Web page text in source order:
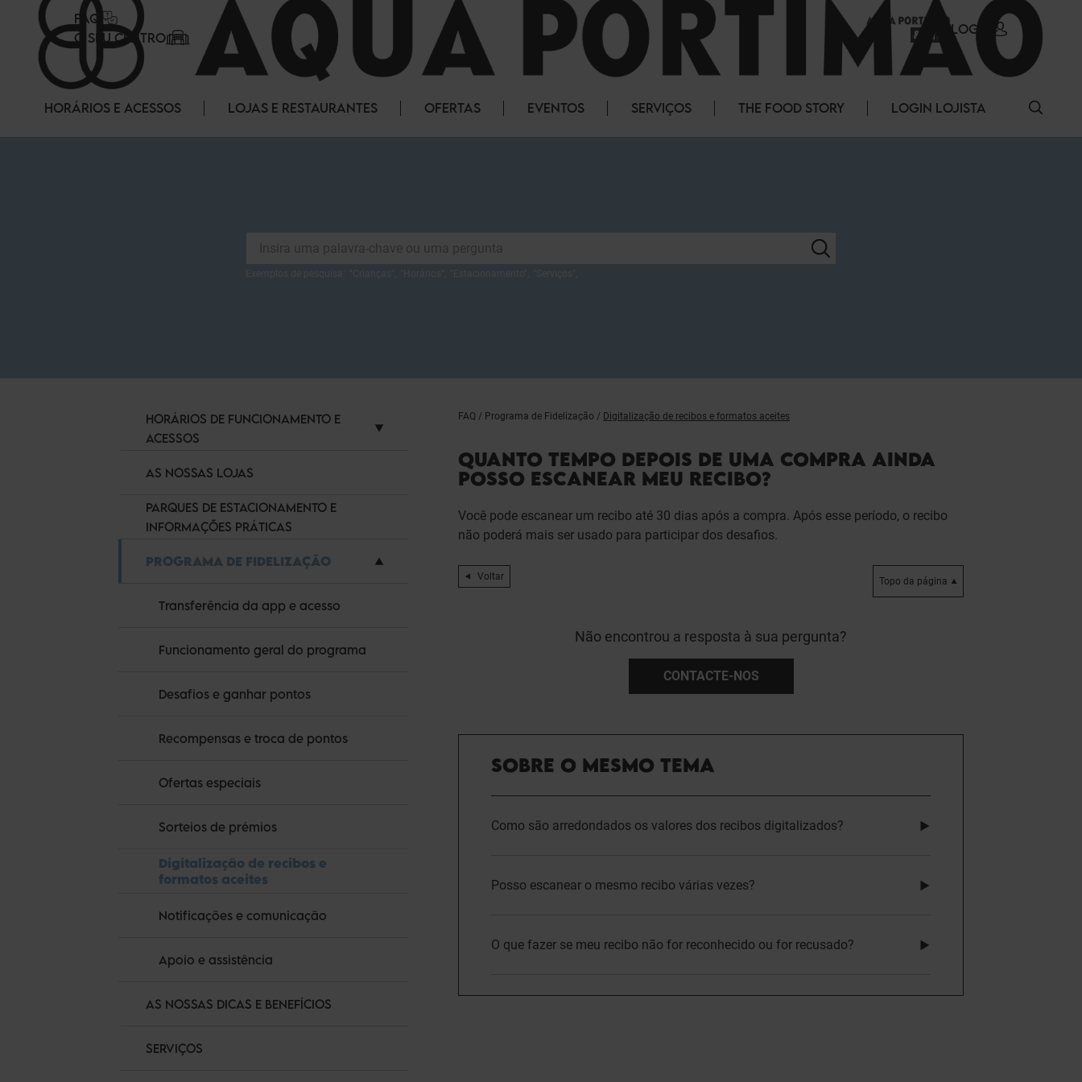
FAQ
O SEU CENTRO
LOGIN
HORÁRIOS E ACESSOS LOJAS E RESTAURANTES OFERTAS EVENTOS SERVIÇOS THE FOOD STORY LOGIN LOJISTA
HORÁRIOS DE FUNCIONAMENTO E
ACESSOS
AS NOSSAS LOJAS
PARQUES DE ESTACIONAMENTO E
INFORMAÇÕES PRÁTICAS
PROGRAMA DE FIDELIZAÇÃO
Transferência da app e acesso
Funcionamento geral do programa
Desafios e ganhar pontos
Recompensas e troca de pontos
Ofertas especiais
Sorteios de prémios
Digitalização de recibos e
formatos aceites
Notificações e comunicação
Apoio e assistência
AS NOSSAS DICAS E BENEFÍCIOS
SERVIÇOS
FAQ / Programa de Fidelização / Digitalização de recibos e formatos aceites
QUANTO TEMPO DEPOIS DE UMA COMPRA AINDA
POSSO ESCANEAR MEU RECIBO?
Você pode escanear um recibo até 30 dias após a compra. Após esse período, o recibo
não poderá mais ser usado para participar dos desafios.
Voltar Topo da página
Não encontrou a resposta à sua pergunta?
CONTACTE-NOS
SOBRE O MESMO TEMA
Como são arredondados os valores dos recibos digitalizados?
Posso escanear o mesmo recibo várias vezes?
O que fazer se meu recibo não for reconhecido ou for recusado?
Painel de Gerenciamento de Cookies